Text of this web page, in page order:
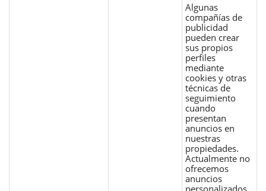
Algunas
compañías de
publicidad
pueden crear
sus propios
perfiles
mediante
cookies y otras
técnicas de
seguimiento
cuando
presentan
anuncios en
nuestras
propiedades.
Actualmente no
ofrecemos
anuncios
personalizados